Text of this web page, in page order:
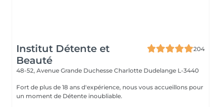
Institut Détente et
Beauté
204
48-52, Avenue Grande Duchesse Charlotte Dudelange L-3440
Fort de plus de 18 ans d'expérience, nous vous accueillons pour
un moment de Détente inoubliable.